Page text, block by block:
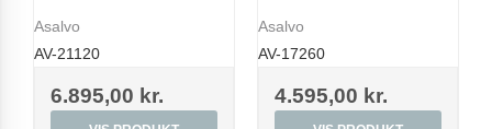
Asalvo
AV-21120
6.895,00 kr.
Asalvo
AV-17260
4.595,00 kr.